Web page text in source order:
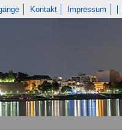
Kontakt Impressum